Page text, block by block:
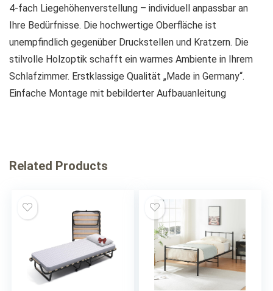
4-fach Liegehöhenverstellung – individuell anpassbar an
Ihre Bedürfnisse. Die hochwertige Oberfläche ist
unempfindlich gegenüber Druckstellen und Kratzern. Die
stilvolle Holzoptik schafft ein warmes Ambiente in Ihrem
Schlafzimmer. Erstklassige Qualität „Made in Germany“.
Einfache Montage mit bebilderter Aufbauanleitung
Related Products